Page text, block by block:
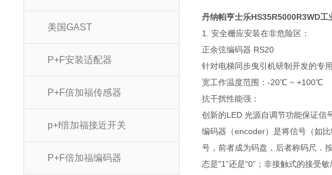
美国GAST
P+F安装适配器
P+F倍加福传感器
p+f倍加福接近开关
P+F倍加福编码器
丹纳帕亨士乐HS35R5000R3WD工
1. 安全栅应安装在非危险区：
正余弦编码器 RS20
针对电梯同步曳引机研制开发的专
宽工作温度范围：-20℃ ~ +100℃
抗干扰性能强：
创新的LED 光源自调节功能保证信
编码器（encoder）是将信号（如
号，前者成为码盘，后者称码尺．
态是"1”还是“0”；非接触式的接受